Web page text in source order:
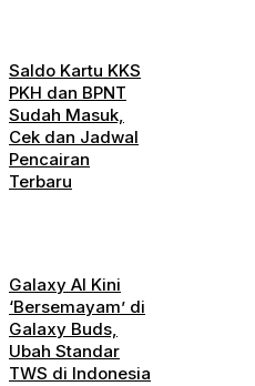
Saldo Kartu KKS
PKH dan BPNT
Sudah Masuk,
Cek dan Jadwal
Pencairan
Terbaru
Galaxy AI Kini
‘Bersemayam’ di
Galaxy Buds,
Ubah Standar
TWS di Indonesia